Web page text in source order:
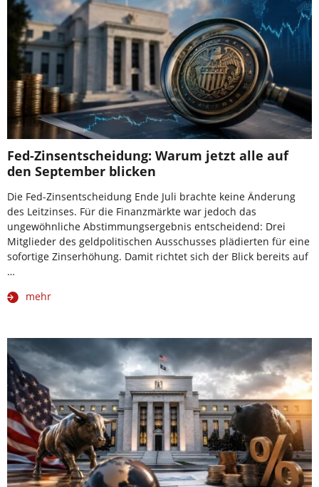
Fed-Zinsentscheidung: Warum jetzt alle auf
den September blicken
Die Fed-Zinsentscheidung Ende Juli brachte keine Änderung
des Leitzinses. Für die Finanzmärkte war jedoch das
ungewöhnliche Abstimmungsergebnis entscheidend: Drei
Mitglieder des geldpolitischen Ausschusses plädierten für eine
sofortige Zinserhöhung. Damit richtet sich der Blick bereits auf
…
mehr